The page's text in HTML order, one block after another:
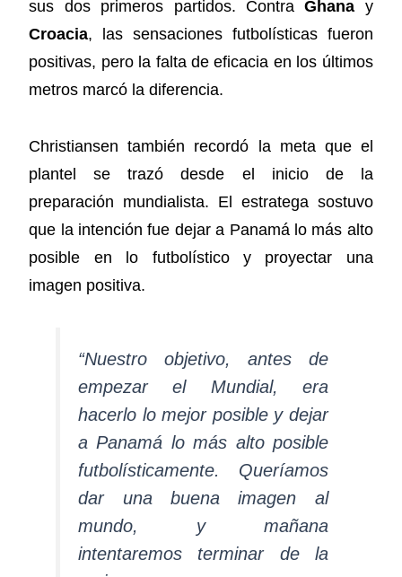
sus dos primeros partidos. ContraGhana y
Croacia, las sensaciones futbolísticas fueron
positivas, pero la falta de eficacia en los últimos
metros marcó la diferencia.
Christiansen también recordó la meta que el
plantel se trazó desde el inicio de la
preparación mundialista. El estratega sostuvo
que la intención fue dejar a Panamá lo más alto
posible en lo futbolístico y proyectar una
imagen positiva.
“Nuestro objetivo, antes de
empezar el Mundial, era
hacerlo lo mejor posible y dejar
a Panamá lo más alto posible
futbolísticamente. Queríamos
dar una buena imagen al
mundo, y mañana
intentaremos terminar de la